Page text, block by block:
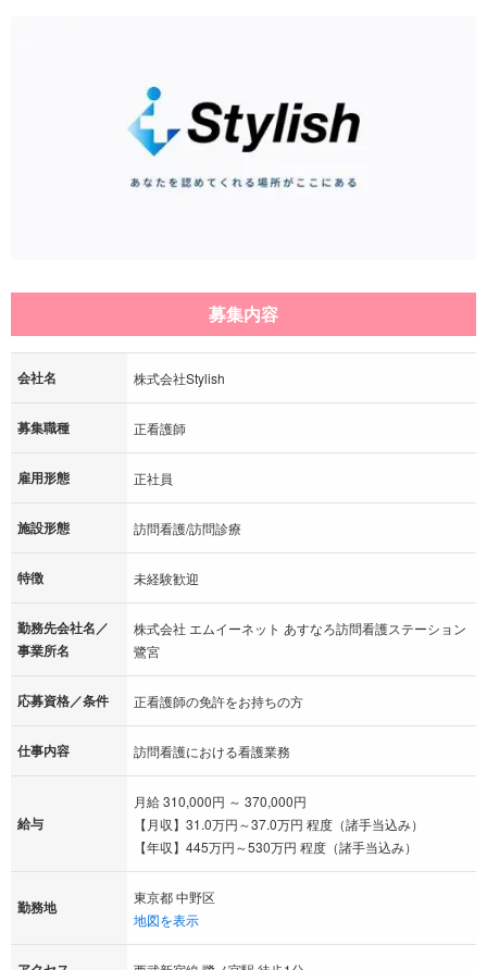
募集内容
会社名 株式会社Stylish
募集職種 正看護師
雇用形態 正社員
施設形態 訪問看護/訪問診療
特徴 未経験歓迎
勤務先会社名／
事業所名
株式会社 エムイーネット あすなろ訪問看護ステーション
鷺宮
応募資格／条件 正看護師の免許をお持ちの方
仕事内容 訪問看護における看護業務
給与
月給 310,000円 ～ 370,000円
【月収】31.0万円～37.0万円 程度（諸手当込み）
【年収】445万円～530万円 程度（諸手当込み）
勤務地
東京都 中野区
地図を表示